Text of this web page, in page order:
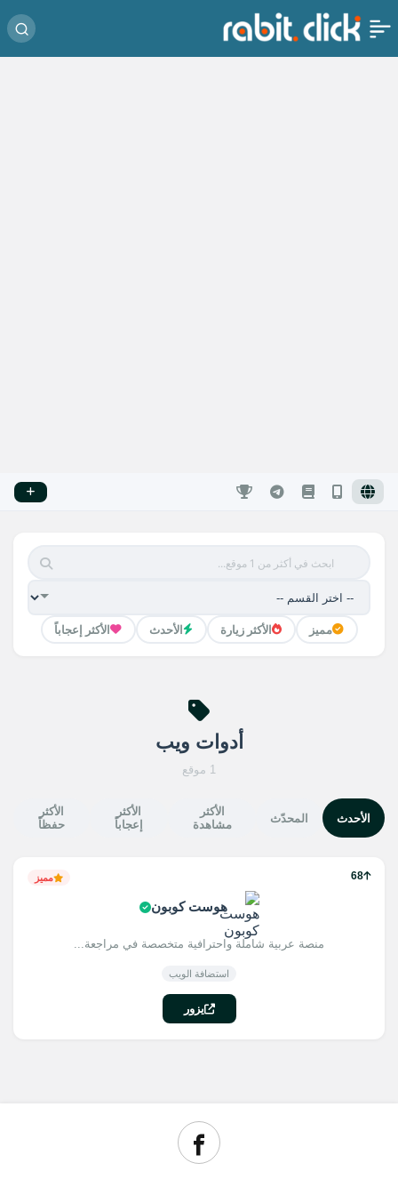
مميز الأكثر زيارة الأحدث الأكثر إعجاباً
أدوات ويب
1 موقع
الأحدث المحدّث
الأكثر
مشاهدة
الأكثر
إعجاباً
الأكثر
حفظاً
68 مميز
هوست كوبون
منصة عربية شاملة واحترافية متخصصة في مراجعة...
استضافة الويب
يزور